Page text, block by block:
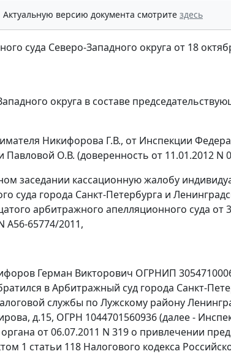
Актуальную версию документа смотрите здесь
суда Северо-Западного округа от 18
округа в составе
Никифорова Г.В., от Инспекции
О.В. (доверенность от 11.01.2012 N
заседании кассационную жалобу
суда города Санкт-Петербурга и
арбитражного апелляционного суда от
А56-65774/2011,
Герман Викторович ОГРНИП
в Арбитражный суд города Санкт-
службы по Лужскому району
д.15, ОГРН 1044701560936 (далее -
от 06.07.2011 N 319 о привлечении
1 статьи 118 Налогового кодекса